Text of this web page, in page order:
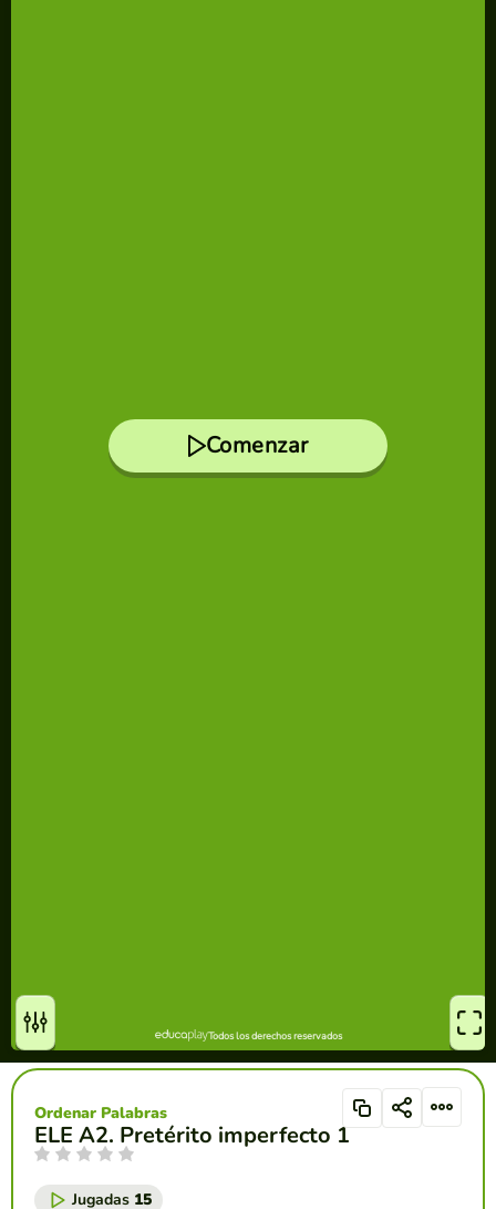
ELE A2. Pretérito imperfecto 1
Ordenar Palabras
Jugadas 15